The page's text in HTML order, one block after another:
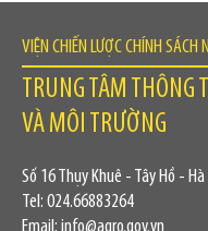
VIỆN CHIẾN LƯỢC CHÍNH SÁCH
TRUNG TÂM THÔNG
VÀ MÔI TRƯỜNG
Số 16 Thụy Khuê - Tây Hồ - Hà
Tel: 024.66883264